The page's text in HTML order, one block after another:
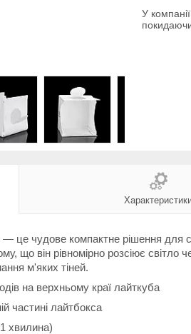
У
це чудове компактне рішення для
він рівномірно розсіює світло
м'яких тіней.
на верхньому краї лайткуба
частині лайтбокса
хвилина)